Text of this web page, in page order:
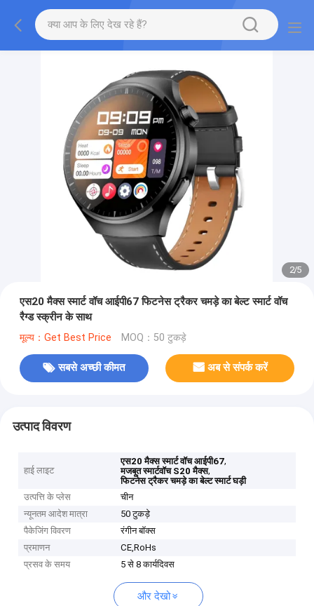
2/5
एस20 मैक्स स्मार्ट वॉच आईपी67 फिटनेस ट्रैकर चमड़े का बेल्ट स्मार्ट वॉच
रैग्ड स्क्रीन के साथ
मूल्य：Get Best Price MOQ：50 टुकड़े
सबसे अच्छी कीमत अब से संपर्क करें
उत्पाद विवरण
हाई लाइट
एस20 मैक्स स्मार्ट वॉच आईपी67,
मजबूत स्मार्टवॉच S20 मैक्स,
फिटनेस ट्रैकर चमड़े का बेल्ट स्मार्ट घड़ी
उत्पत्ति के प्लेस
चीन
न्यूनतम आदेश मात्रा
50 टुकड़े
पैकेजिंग विवरण
रंगीन बॉक्स
प्रमाणन
CE,RoHs
प्रसव के समय
5 से 8 कार्यदिवस
और देखो